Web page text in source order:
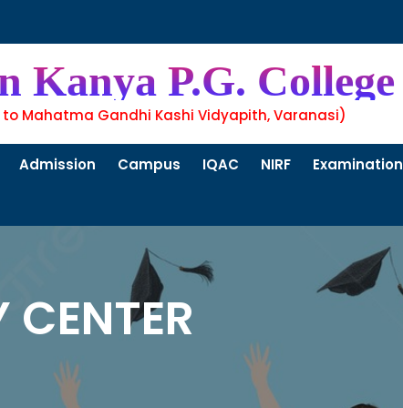
Kanya P.G. College
Mahatma Gandhi Kashi Vidyapith, Varanasi)
Admission Campus IQAC NIRF Examination